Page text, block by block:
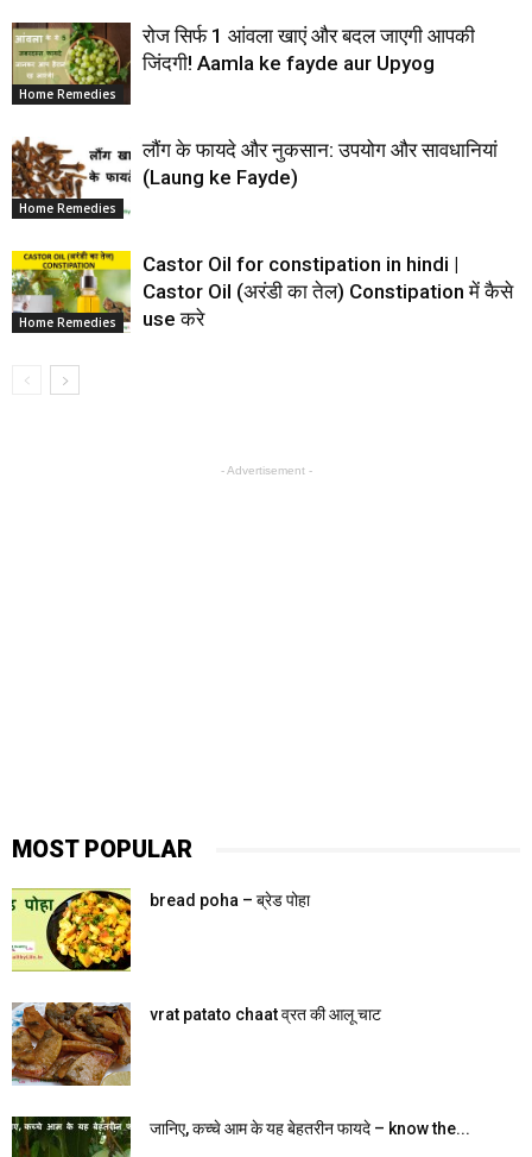
Home Remedies
रोज सिर्फ 1 आंवला खाएं और बदल जाएगी आपकी
जिंदगी! Aamla ke fayde aur Upyog
Home Remedies
लौंग के फायदे और नुकसान: उपयोग और सावधानियां
(Laung ke Fayde)
Home Remedies
Castor Oil for constipation in hindi |
Castor Oil (अरंडी का तेल) Constipation में कैसे
use करे
- Advertisement -
MOST POPULAR
bread poha – ब्रेड पोहा
vrat patato chaat व्रत की आलू चाट
जानिए, कच्चे आम के यह बेहतरीन फायदे – know the...